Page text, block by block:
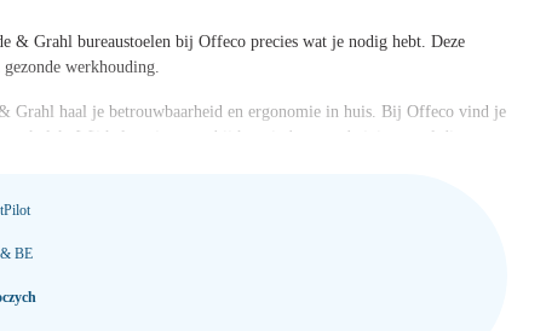
& Grahl bureaustoelen bij Offeco precies wat je nodig hebt. Deze
werkhouding.
Grahl haal je betrouwbaarheid en ergonomie in huis. Bij Offeco vind je
Wij helpen je graag bij het vinden van de juiste stoel die
BE